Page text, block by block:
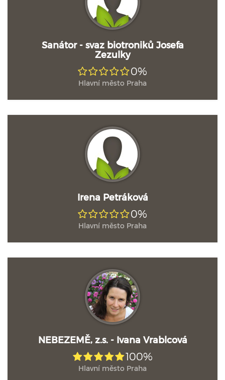
Sanátor - svaz biotroniků Josefa
Zezulky
0%
Hlavní město Praha
Irena Petráková
0%
Hlavní město Praha
NEBEZEMĚ, z.s. - Ivana Vrablcová
100%
Hlavní město Praha